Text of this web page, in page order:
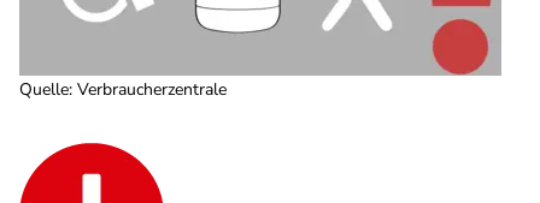
Quelle: Verbraucherzentrale